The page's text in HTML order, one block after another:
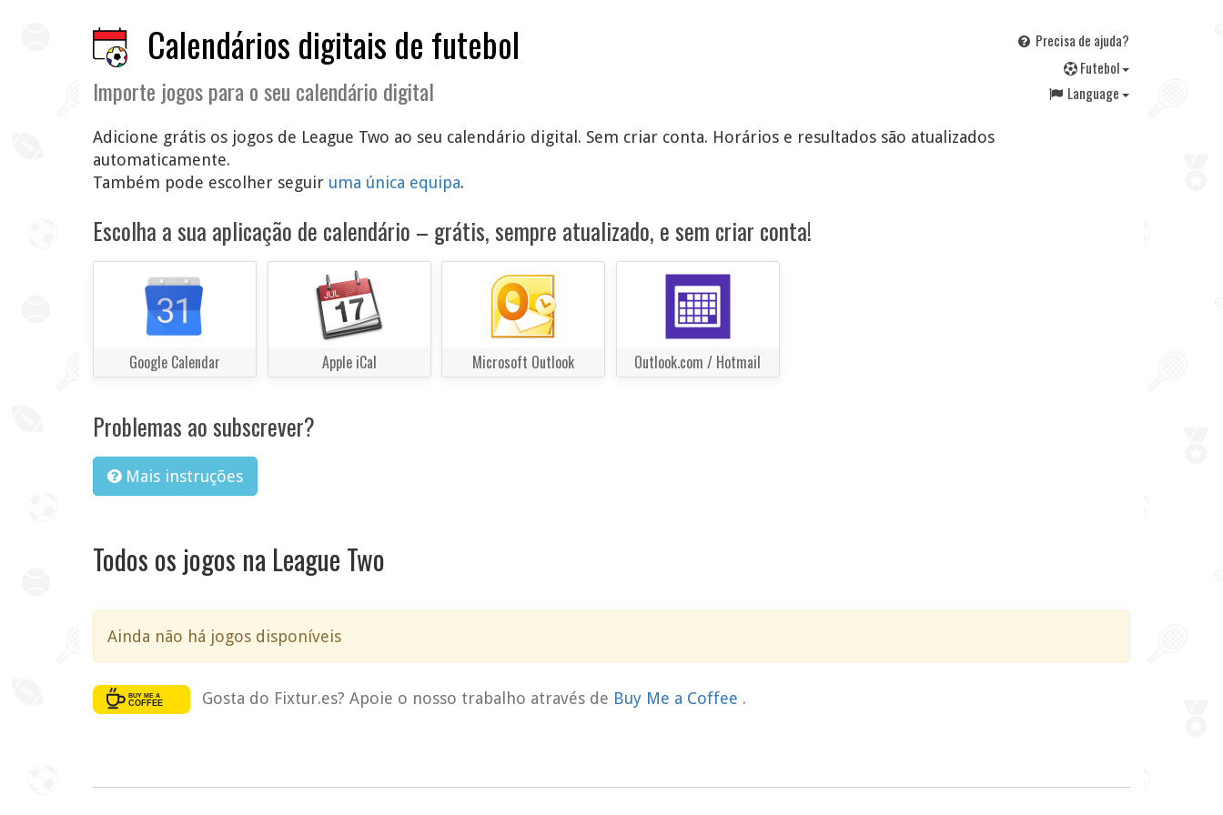
Calendários digitais de futebol
Importe jogos para o seu calendário digital
Precisa de ajuda?
Futebol
Language
Adicione grátis os jogos de League Two ao seu calendário digital. Sem criar conta. Horários e resultados são atualizados
automaticamente.
Também pode escolher seguir uma única equipa.
Escolha a sua aplicação de calendário – grátis, sempre atualizado, e sem criar conta!
Google Calendar Apple iCal Microsoft Outlook Outlook.com / Hotmail
Problemas ao subscrever?
Mais instruções
Todos os jogos na League Two
Ainda não há jogos disponíveis
Gosta do Fixtur.es? Apoie o nosso trabalho através de Buy Me a Coffee .